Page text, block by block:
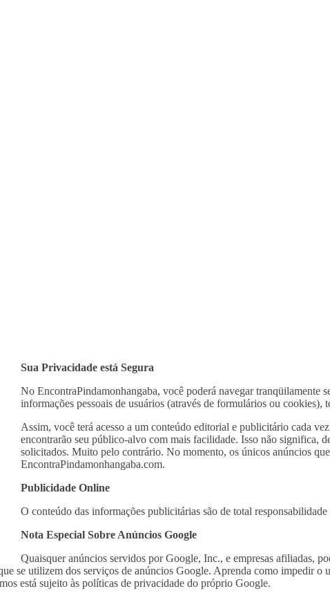
Sua Privacidade está Segura
No EncontraPindamonhangaba, você poderá navegar tranqüilamente
informações pessoais de usuários (através de formulários ou
Assim, você terá acesso a um conteúdo editorial e publicitário cada
encontrarão seu público-alvo com mais facilidade. Isso não significa,
solicitados. Muito pelo contrário. No momento, os únicos anúncios
EncontraPindamonhangaba.com.
Publicidade Online
O conteúdo das informações publicitárias são de total
Nota Especial Sobre Anúncios Google
Quaisquer anúncios servidos por Google, Inc., e empresas afiliadas,
se utilizem dos serviços de anúncios Google. Aprenda como impedir
está sujeito às políticas de privacidade do próprio Google.